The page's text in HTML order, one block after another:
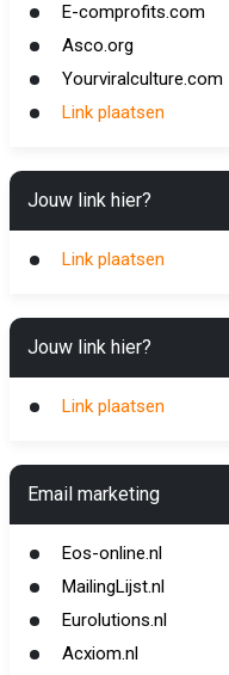
E-comprofits.com
Asco.org
Yourviralculture.com
Link plaatsen
Jouw link hier?
Link plaatsen
Jouw link hier?
Link plaatsen
Email marketing
Eos-online.nl
MailingLijst.nl
Eurolutions.nl
Acxiom.nl